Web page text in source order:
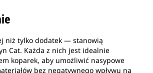
niż tylko dodatek — stanowią
Cat. Każda z nich jest idealnie
koparek, aby umożliwić nasypowe
bez negatywnego wpływu na